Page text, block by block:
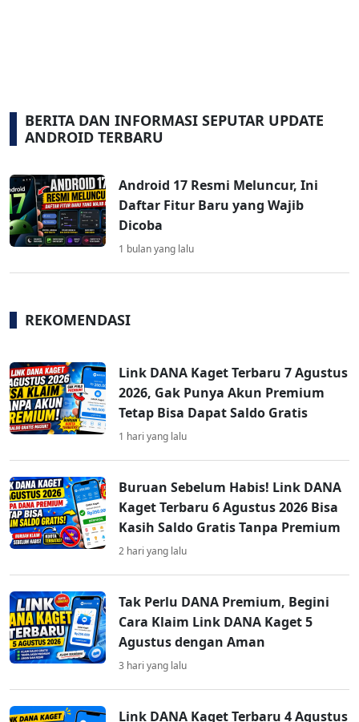
BERITA DAN INFORMASI SEPUTAR UPDATE
ANDROID TERBARU
Android 17 Resmi Meluncur, Ini
Daftar Fitur Baru yang Wajib
Dicoba
1 bulan yang lalu
REKOMENDASI
Link DANA Kaget Terbaru 7 Agustus
2026, Gak Punya Akun Premium
Tetap Bisa Dapat Saldo Gratis
1 hari yang lalu
Buruan Sebelum Habis! Link DANA
Kaget Terbaru 6 Agustus 2026 Bisa
Kasih Saldo Gratis Tanpa Premium
2 hari yang lalu
Tak Perlu DANA Premium, Begini
Cara Klaim Link DANA Kaget 5
Agustus dengan Aman
3 hari yang lalu
Link DANA Kaget Terbaru 4 Agustus